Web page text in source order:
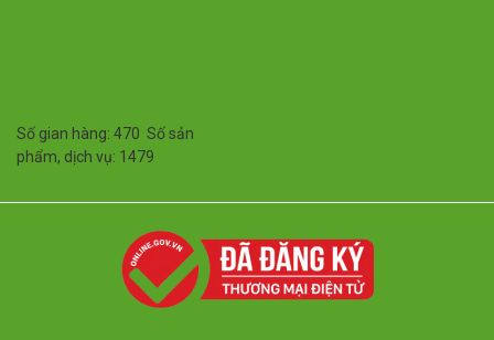
Số gian hàng: 470 Số sản
phẩm, dịch vụ: 1479